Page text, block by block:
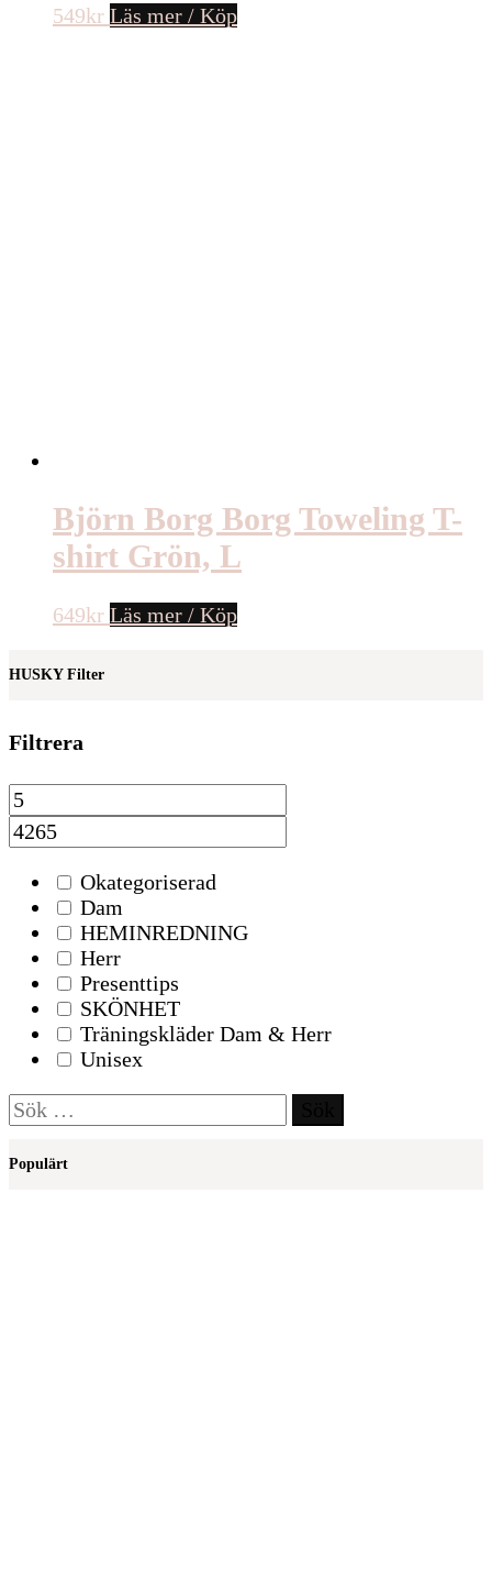
549kr Läs mer / Köp
Björn Borg Borg Toweling T-
shirt Grön, L
649kr Läs mer / Köp
HUSKY Filter
Filtrera
Okategoriserad
Dam
HEMINREDNING
Herr
Presenttips
SKÖNHET
Träningskläder Dam & Herr
Unisex
Sök
efter:
Populärt